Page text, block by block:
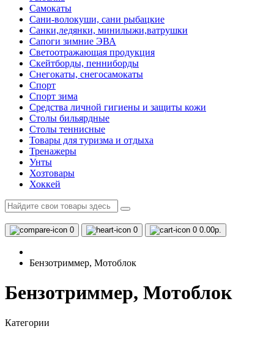
Самокаты
Сани-волокуши, сани рыбацкие
Санки,ледянки, минилыжи,ватрушки
Сапоги зимние ЭВА
Светоотражающая продукция
Скейтборды, пенниборды
Снегокаты, снегосамокаты
Спорт
Спорт зима
Средства личной гигиены и защиты кожи
Столы бильярдные
Столы теннисные
Товары для туризма и отдыха
Тренажеры
Унты
Хозтовары
Хоккей
0 0 0 0.00р.
Бензотриммер, Мотоблок
Бензотриммер, Мотоблок
Категории